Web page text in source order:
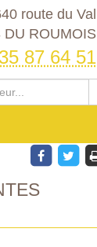
route du Val
ROUMOIS
87 64 51